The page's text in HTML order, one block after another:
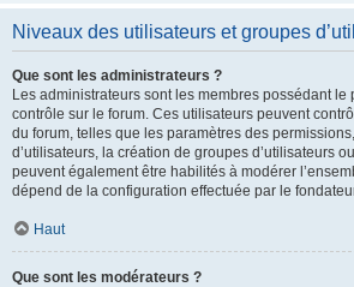
Niveaux des utilisateurs et groupes
Que sont les administrateurs ?
Les administrateurs sont les membres possédant le
contrôle sur le forum. Ces utilisateurs peuvent
du forum, telles que les paramètres des
d’utilisateurs, la création de groupes d’utilisateurs
peuvent également être habilités à modérer
dépend de la configuration effectuée par le
Haut
Que sont les modérateurs ?